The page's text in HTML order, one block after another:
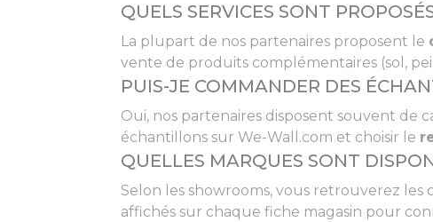
QUELS SERVICES SONT
La plupart de nos partenaires proposent le
vente de produits complémentaires (sol,
PUIS-JE COMMANDER DES
Oui, nos partenaires disposent souvent de
échantillons sur We-Wall.com et choisir le
QUELLES MARQUES SONT
Selon les showrooms, vous retrouverez
affichés sur chaque fiche magasin pour